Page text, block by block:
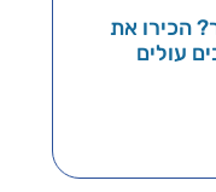
הכירו את
עולים